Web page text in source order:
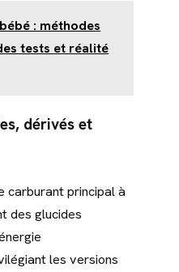
: méthodes
tests et réalité
dérivés et
carburant principal à
des glucides
les versions